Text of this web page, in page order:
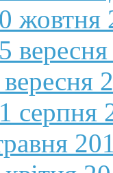
жовтня
серпня